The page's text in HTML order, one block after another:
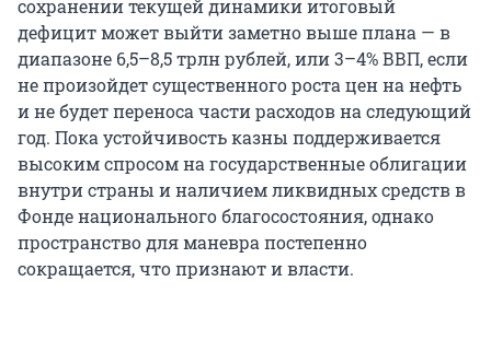
сохранении текущей динамики итоговый
дефицит может выйти заметно выше плана — в
диапазоне 6,5–8,5 трлн рублей, или 3–4% ВВП, если
не произойдет существенного роста цен на нефть
и не будет переноса части расходов на следующий
год. Пока устойчивость казны поддерживается
высоким спросом на государственные облигации
внутри страны и наличием ликвидных средств в
Фонде национального благосостояния, однако
пространство для маневра постепенно
сокращается, что признают и власти.